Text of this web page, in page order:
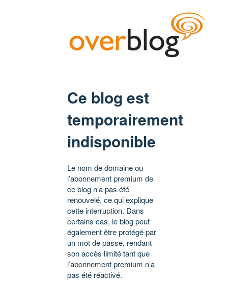
Ce blog est
temporairement
indisponible
Le nom de domaine ou
l’abonnement premium de
ce blog n’a pas été
renouvelé, ce qui explique
cette interruption. Dans
certains cas, le blog peut
également être protégé par
un mot de passe, rendant
son accès limité tant que
l’abonnement premium n’a
pas été réactivé.